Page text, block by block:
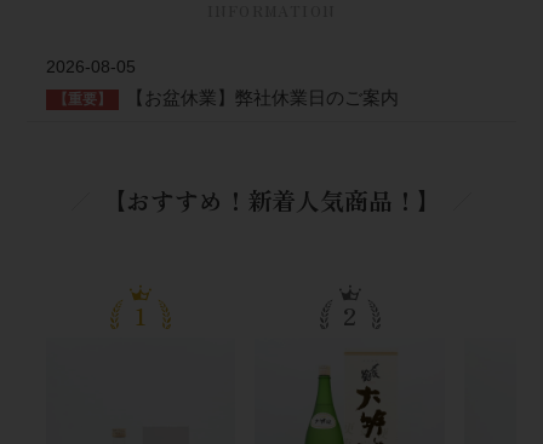
2026-08-05
【重要】 【お盆休業】弊社休業日のご案内
【おすすめ！新着人気商品！】
1 2